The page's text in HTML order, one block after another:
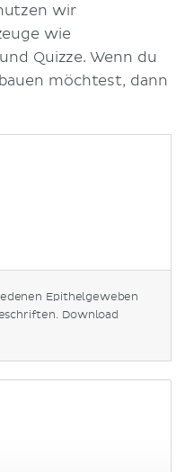
wir
wie
Quizze. Wenn du
möchtest, dann
Epithelgeweben
Download